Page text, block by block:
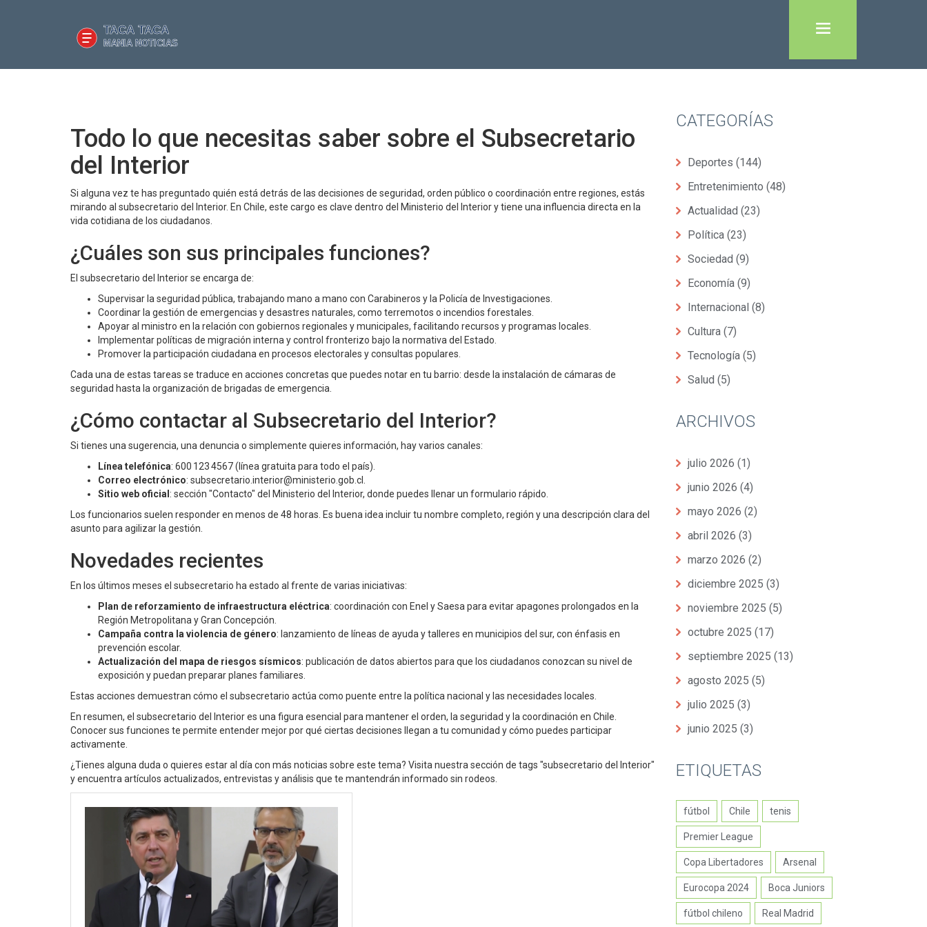
Todo lo que necesitas saber sobre el Subsecretario
del Interior
Si alguna vez te has preguntado quién está detrás de las decisiones de seguridad, orden público o coordinación entre regiones, estás
mirando al subsecretario del Interior. En Chile, este cargo es clave dentro del Ministerio del Interior y tiene una influencia directa en la
vida cotidiana de los ciudadanos.
¿Cuáles son sus principales funciones?
El subsecretario del Interior se encarga de:
Supervisar la seguridad pública, trabajando mano a mano con Carabineros y la Policía de Investigaciones.
Coordinar la gestión de emergencias y desastres naturales, como terremotos o incendios forestales.
Apoyar al ministro en la relación con gobiernos regionales y municipales, facilitando recursos y programas locales.
Implementar políticas de migración interna y control fronterizo bajo la normativa del Estado.
Promover la participación ciudadana en procesos electorales y consultas populares.
Cada una de estas tareas se traduce en acciones concretas que puedes notar en tu barrio: desde la instalación de cámaras de
seguridad hasta la organización de brigadas de emergencia.
¿Cómo contactar al Subsecretario del Interior?
Si tienes una sugerencia, una denuncia o simplemente quieres información, hay varios canales:
Línea telefónica: 600 123 4567 (línea gratuita para todo el país).
Correo electrónico: subsecretario.interior@ministerio.gob.cl
Sitio web oficial : sección "Contacto" del Ministerio del Interior, donde puedes llenar un formulario rápido.
Los funcionarios suelen responder en menos de 48 horas. Es buena idea incluir tu nombre completo, región y una descripción clara del
asunto para agilizar la gestión.
Novedades recientes
En los últimos meses el subsecretario ha estado al frente de varias iniciativas:
Plan de reforzamiento de infraestructura eléctrica: coordinación con Enel y Saesa para evitar apagones prolongados en la
Región Metropolitana y Gran Concepción.
Campaña contra la violencia de género: lanzamiento de líneas de ayuda y talleres en municipios del sur, con énfasis en
prevención escolar.
Actualización del mapa de riesgos sísmicos: publicación de datos abiertos para que los ciudadanos conozcan su nivel de
exposición y puedan preparar planes familiares.
Estas acciones demuestran cómo el subsecretario actúa como puente entre la política nacional y las necesidades locales.
En resumen, el subsecretario del Interior es una figura esencial para mantener el orden, la seguridad y la coordinación en Chile.
Conocer sus funciones te permite entender mejor por qué ciertas decisiones llegan a tu comunidad y cómo puedes participar
activamente.
¿Tienes alguna duda o quieres estar al día con más noticias sobre este tema? Visita nuestra sección de tags "subsecretario del Interior"
y encuentra artículos actualizados, entrevistas y análisis que te mantendrán informado sin rodeos.
CATEGORÍAS
Deportes (144)
Entretenimiento (48)
Actualidad (23)
Política (23)
Sociedad (9)
Economía (9)
Internacional (8)
Cultura (7)
Tecnología (5)
Salud (5)
ARCHIVOS
julio 2026 (1)
junio 2026 (4)
mayo 2026 (2)
abril 2026 (3)
marzo 2026 (2)
diciembre 2025 (3)
noviembre 2025 (5)
octubre 2025 (17)
septiembre 2025 (13)
agosto 2025 (5)
julio 2025 (3)
junio 2025 (3)
ETIQUETAS
fútbol Chile tenis
Premier League
Copa Libertadores Arsenal
Eurocopa 2024 Boca Juniors
fútbol chileno Real Madrid